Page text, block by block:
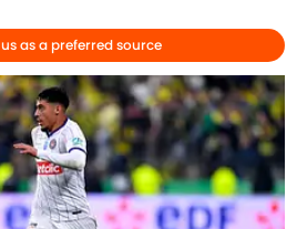
as a preferred source